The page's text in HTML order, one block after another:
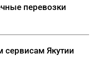
перевозки
сервисам Якутии